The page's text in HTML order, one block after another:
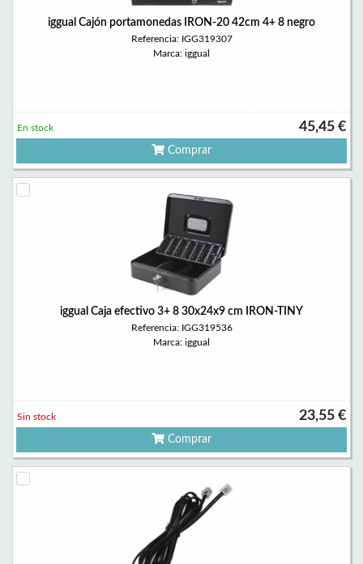
iggual Cajón portamonedas IRON-20 42cm 4+ 8 negro
Referencia: IGG319307
Marca: iggual
45,45 €
En stock
Comprar
iggual Caja efectivo 3+ 8 30x24x9 cm IRON-TINY
Referencia: IGG319536
Marca: iggual
23,55 €
Sin stock
Comprar